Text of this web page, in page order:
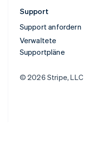
Support
Support anfordern
Verwaltete
Supportpläne
© 2026 Stripe, LLC